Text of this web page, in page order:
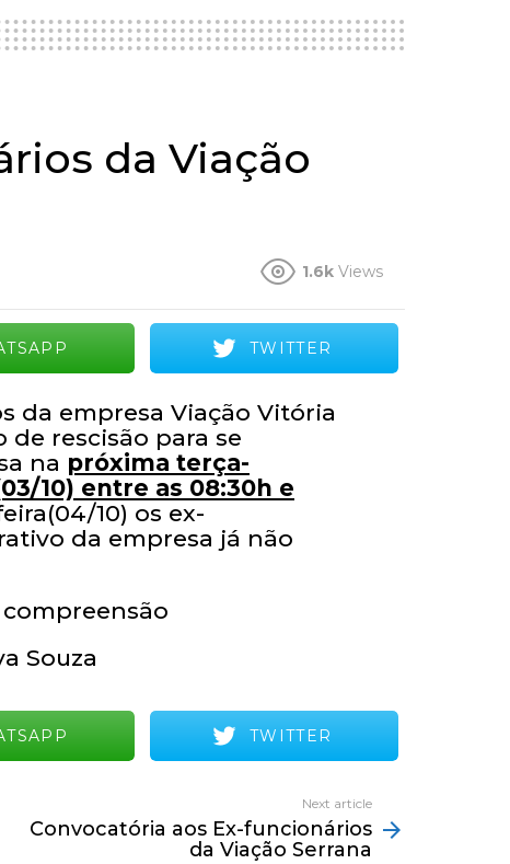
da Viação
1.6k Views
TWITTER
da empresa Viação Vitória
rescisão para se
na próxima terça-
10) entre as 08:30h e
10) os ex-
da empresa já não
Souza
TWITTER
Next article
Convocatória aos Ex-funcionários
da Viação Serrana